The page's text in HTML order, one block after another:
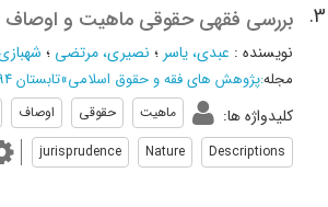
3. بررسی فقهی حقوقی ماهیت و اوصاف
نویسنده : عبدی، یاسر ؛ نصیری، مرتضی ؛
مجله:پژوهش های فقه و حقوق اسلامی»تابستان 1394 - شماره 40
کلیدواژه ها: ماهیت حقوقی اوصاف
Descriptions
Nature
jurisprudence